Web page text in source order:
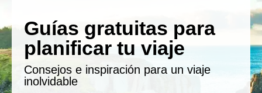
Guías gratuitas para
planificar tu viaje
Consejos e inspiración para un viaje
inolvidable